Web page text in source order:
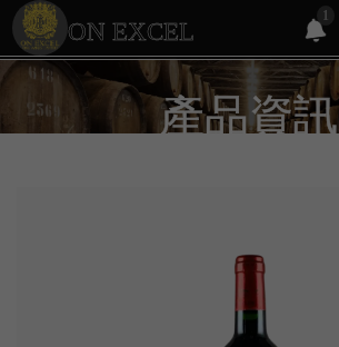
ON EXCEL
1
產品資訊